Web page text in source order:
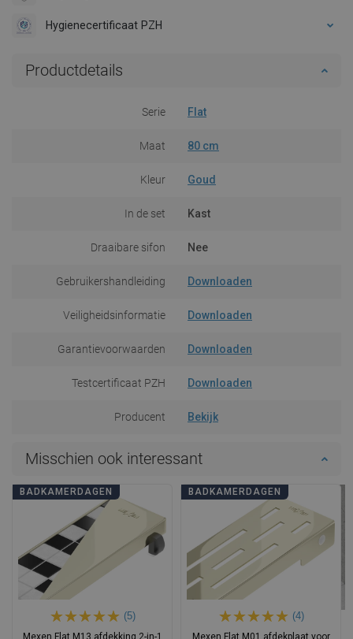
Hygienecertificaat PZH
Productdetails
Serie Flat
Maat 80 cm
Kleur Goud
In de set Kast
Draaibare sifon Nee
Gebruikershandleiding Downloaden
Veiligheidsinformatie Downloaden
Garantievoorwaarden Downloaden
Testcertificaat PZH Downloaden
Producent Bekijk
Misschien ook interessant
BADKAMERDAGEN
(5)
Mexen Flat M13 afdekking 2-in-1
BADKAMERDAGEN
(4)
Mexen Flat M01 afdekplaat voor